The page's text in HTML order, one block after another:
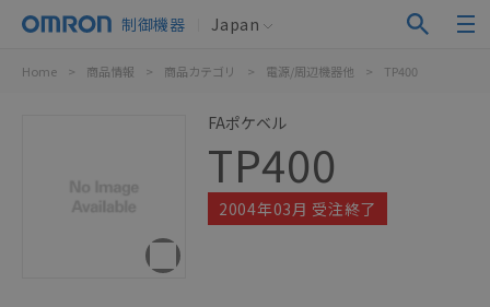
制御機器 Japan
Home > 商品情報 > 商品カテゴリ > 電源/周辺機器他 > TP400
FAポケベル
TP400
2004年03月 受注終了